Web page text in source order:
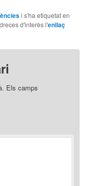
i s'ha etiquetat en
d'interès l'enllaç
Els camps